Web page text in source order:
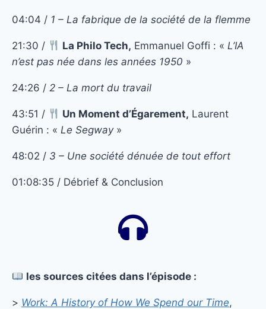
04:04 / 1 – La fabrique de la société de la flemme
21:30 / La Philo Tech, Emmanuel Goffi : «L’IA
n’est pas née dans les années 1950 »
24:26 / 2 – La mort du travail
43:51 / Un Moment d’Égarement, Laurent
Guérin : « Le Segway »
48:02 / 3 – Une société dénuée de tout effort
01:08:35 / Débrief & Conclusion
les sources citées dans l’épisode :
> Work: A History of How We Spend our Time,